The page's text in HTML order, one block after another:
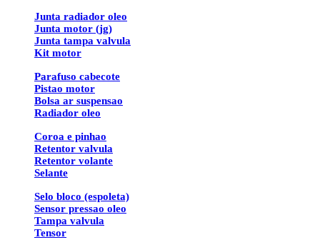
Junta radiador oleo
Junta motor (jg)
Junta tampa valvula
Kit motor
Parafuso cabecote
Pistao motor
Bolsa ar suspensao
Radiador oleo
Coroa e pinhao
Retentor valvula
Retentor volante
Selante
Selo bloco (espoleta)
Sensor pressao oleo
Tampa valvula
Tensor